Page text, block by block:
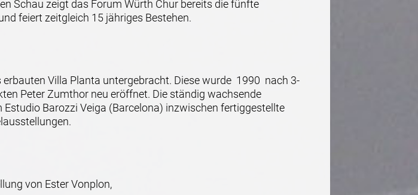
Schau zeigt das Forum Würth Chur bereits die fünfte
feiert zeitgleich 15 jähriges Bestehen.
Villa Planta untergebracht. Diese wurde 1990 nach 3-
Peter Zumthor neu eröffnet. Die ständig wachsende
Barozzi Veiga (Barcelona) inzwischen fertiggestellte
von Ester Vonplon,